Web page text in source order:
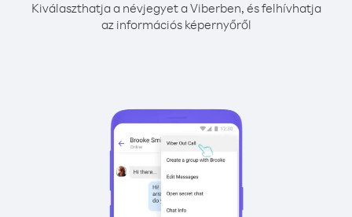
Kiválaszthatja a névjegyet a Viberben, és felhívhatja
az információs képernyőről